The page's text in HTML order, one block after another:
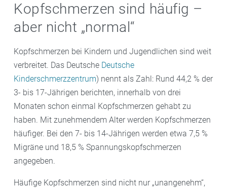
Kopfschmerzen sind häufig –
aber nicht „normal“
Kopfschmerzen bei Kindern und Jugendlichen sind weit
verbreitet. Das Deutsche Deutsche
Kinderschmerzzentrum) nennt als Zahl: Rund 44,2 % der
3- bis 17-Jährigen berichten, innerhalb von drei
Monaten schon einmal Kopfschmerzen gehabt zu
haben. Mit zunehmendem Alter werden Kopfschmerzen
häufiger. Bei den 7- bis 14-Jährigen werden etwa 7,5 %
Migräne und 18,5 % Spannungskopfschmerzen
angegeben.
Häufige Kopfschmerzen sind nicht nur „unangenehm“,